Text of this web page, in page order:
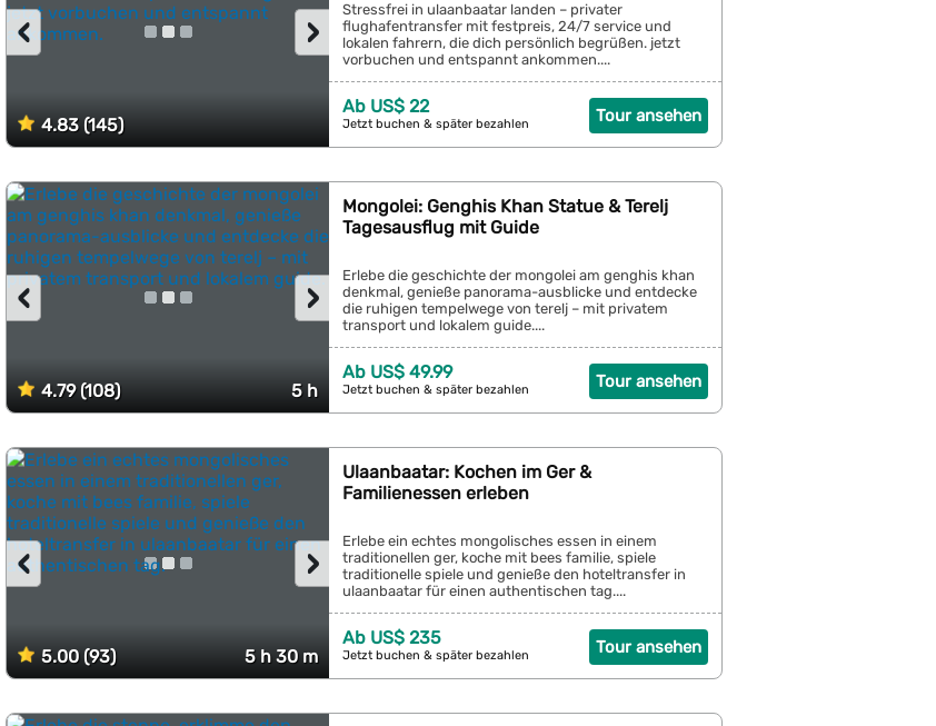
4.83 (145)
›
‹
Stressfrei in ulaanbaatar landen – privater
flughafentransfer mit festpreis, 24/7 service und
lokalen fahrern, die dich persönlich begrüßen. jetzt
vorbuchen und entspannt ankommen....
Tour ansehen
Ab US$ 22
Jetzt buchen & später bezahlen
4.79 (108) 5 h
›
‹
Mongolei: Genghis Khan Statue & Terelj
Tagesausflug mit Guide
Erlebe die geschichte der mongolei am genghis khan
denkmal, genieße panorama-ausblicke und entdecke
die ruhigen tempelwege von terelj – mit privatem
transport und lokalem guide....
Tour ansehen
Ab US$ 49.99
Jetzt buchen & später bezahlen
5.00 (93) 5 h 30 m
›
‹
Ulaanbaatar: Kochen im Ger &
Familienessen erleben
Erlebe ein echtes mongolisches essen in einem
traditionellen ger, koche mit bees familie, spiele
traditionelle spiele und genieße den hoteltransfer in
ulaanbaatar für einen authentischen tag....
Tour ansehen
Ab US$ 235
Jetzt buchen & später bezahlen